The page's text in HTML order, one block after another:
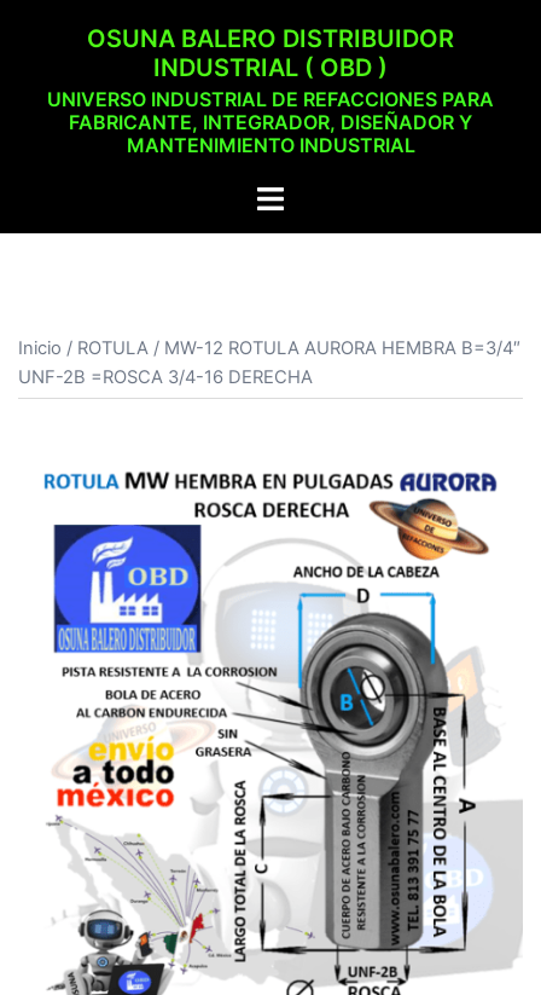
OSUNA BALERO DISTRIBUIDOR
INDUSTRIAL ( OBD )
UNIVERSO INDUSTRIAL DE REFACCIONES PARA
FABRICANTE, INTEGRADOR, DISEÑADOR Y
MANTENIMIENTO INDUSTRIAL
Alternar
Inicio / ROTULA / MW-12 ROTULA AURORA HEMBRA B=3/4″
UNF-2B =ROSCA 3/4-16 DERECHA